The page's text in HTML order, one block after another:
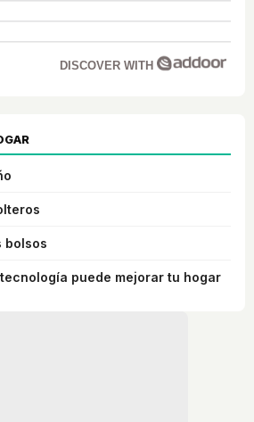
DISCOVER WITH
bolsos
puede mejorar tu hogar